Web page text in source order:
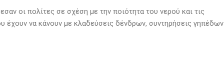
οι πολίτες σε σχέση με την ποιότητα του νερού και τις
έχουν να κάνουν με κλαδεύσεις δένδρων, συντηρήσεις γηπέδων